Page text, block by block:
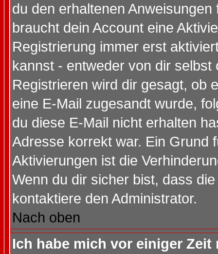
du den erhaltenen
braucht dein Account eine
Registrierung immer erst
kannst - entweder von dir selbst
Registrieren wird dir gesagt, ob
eine E-Mail zugesandt wurde,
du diese E-Mail nicht erhalten
Adresse korrekt war. Ein Grund
Aktivierungen ist die
Wenn du dir sicher bist, dass
kontaktiere den Administrator.
Nach oben
Ich habe mich vor einiger